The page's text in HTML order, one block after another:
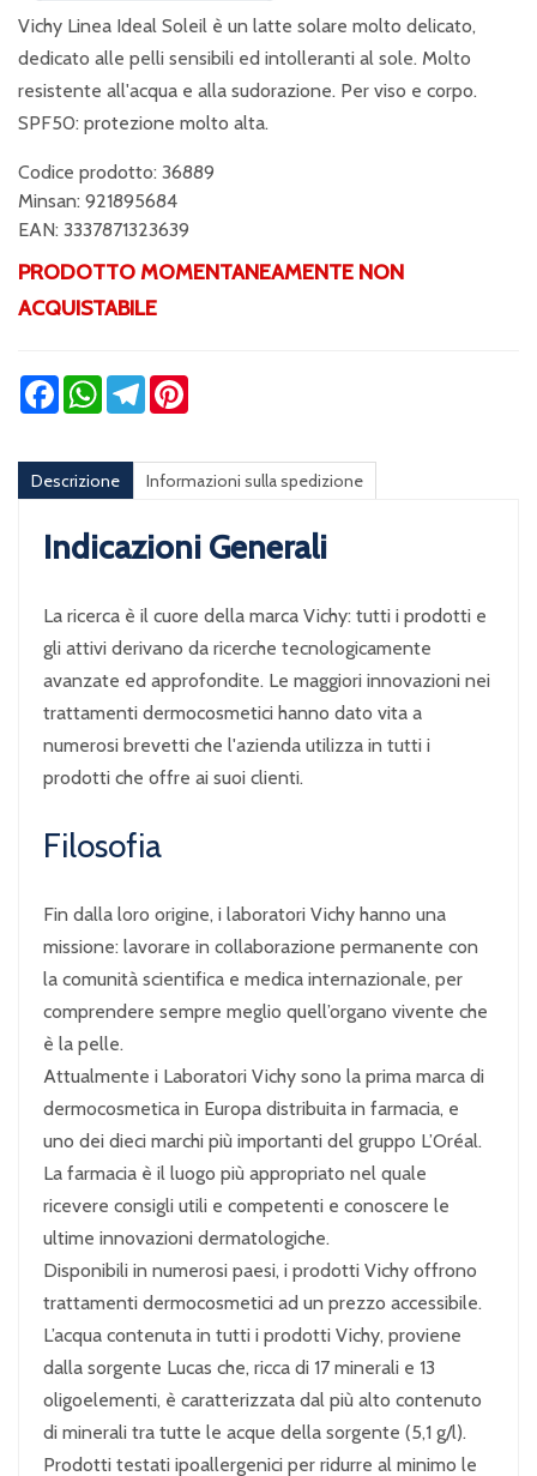
Vichy Linea Ideal Soleil è un latte solare molto delicato,
dedicato alle pelli sensibili ed intolleranti al sole. Molto
resistente all'acqua e alla sudorazione. Per viso e corpo.
SPF50: protezione molto alta.
Codice prodotto: 36889
Minsan: 921895684
EAN: 3337871323639
PRODOTTO MOMENTANEAMENTE NON
ACQUISTABILE
FacebookWhatsApp
Telegram
Descrizione Informazioni sulla spedizione
Indicazioni Generali
La ricerca è il cuore della marca Vichy: tutti i prodotti e
gli attivi derivano da ricerche tecnologicamente
avanzate ed approfondite. Le maggiori innovazioni nei
trattamenti dermocosmetici hanno dato vita a
numerosi brevetti che l'azienda utilizza in tutti i
prodotti che offre ai suoi clienti.
Filosofia
Fin dalla loro origine, i laboratori Vichy hanno una
missione: lavorare in collaborazione permanente con
la comunità scientifica e medica internazionale, per
comprendere sempre meglio quell’organo vivente che
è la pelle.
Attualmente i Laboratori Vichy sono la prima marca di
dermocosmetica in Europa distribuita in farmacia, e
uno dei dieci marchi più importanti del gruppo L’Oréal.
La farmacia è il luogo più appropriato nel quale
ricevere consigli utili e competenti e conoscere le
ultime innovazioni dermatologiche.
Disponibili in numerosi paesi, i prodotti Vichy offrono
trattamenti dermocosmetici ad un prezzo accessibile.
L’acqua contenuta in tutti i prodotti Vichy, proviene
dalla sorgente Lucas che, ricca di 17 minerali e 13
oligoelementi, è caratterizzata dal più alto contenuto
di minerali tra tutte le acque della sorgente (5,1 g/l).
Prodotti testati ipoallergenici per ridurre al minimo le